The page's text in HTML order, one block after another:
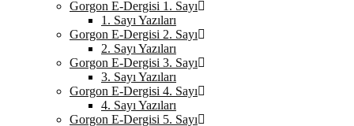
Gorgon E-Dergisi 1. Sayı
1. Sayı Yazıları
Gorgon E-Dergisi 2. Sayı
2. Sayı Yazıları
Gorgon E-Dergisi 3. Sayı
3. Sayı Yazıları
Gorgon E-Dergisi 4. Sayı
4. Sayı Yazıları
Gorgon E-Dergisi 5. Sayı